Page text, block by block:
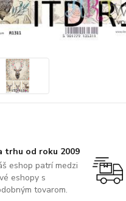
trhu od roku 2009
eshop patrí medzi
eshopy s
tovarom.